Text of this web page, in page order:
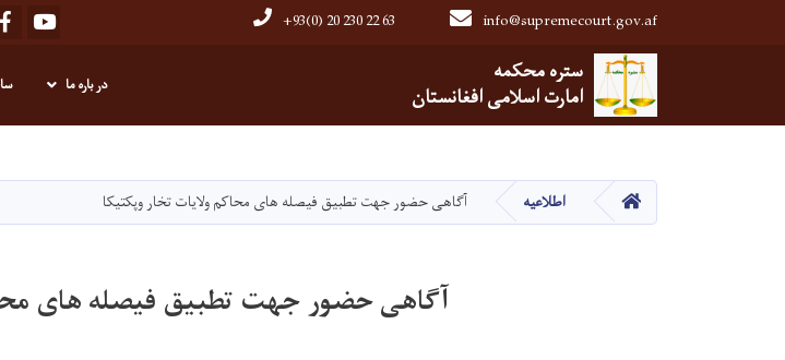
content
ستره محکمه
امارت اسلامی افغانستان
info@supremecourt.gov.af
+93(0) 20 230 22 63
Main navigation
ستره محکمه
امارت اسلامی افغانستان در باره ما
صفحه اصلیاطلاعیه آگاهی حضور جهت تطبیق فیصله های محاکم ولایات تخار وپکتیکا
آگاهی حضور جهت تطبیق فیصله های